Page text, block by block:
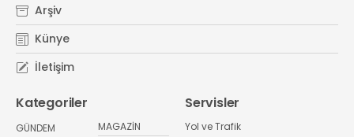
Arşiv
Künye
İletişim
Kategoriler
GÜNDEM
MAGAZİN
Servisler
Yol ve Trafik